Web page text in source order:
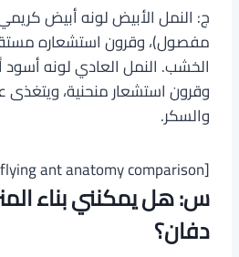
ج: النمل الأبيض لونه أبيض
مفصول)، وقرون استشعاره
الخشب. النمل العادي لونه أسود
وقرون استشعار منحنية، ويتغذى
والسكر.
[Image of termite vs flying ant anatomy comparison]
س: هل يمكنني بناء
دفان؟